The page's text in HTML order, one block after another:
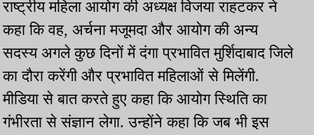
राष्ट्रीय महिला आयोग की अध्यक्ष विजया राहटकर ने
कहा कि वह, अर्चना मजूमदा और आयोग की अन्य
सदस्य अगले कुछ दिनों में दंगा प्रभावित मुर्शिदाबाद जिले
का दौरा करेंगी और प्रभावित महिलाओं से मिलेंगी.
मीडिया से बात करते हुए कहा कि आयोग स्थिति का
गंभीरता से संज्ञान लेगा. उन्होंने कहा कि जब भी इस